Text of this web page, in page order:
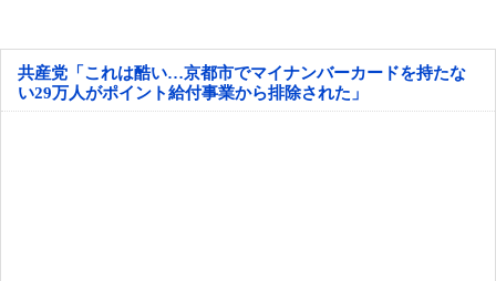
共産党「これは酷い…京都市でマイナンバーカードを持たな
い29万人がポイント給付事業から排除された」